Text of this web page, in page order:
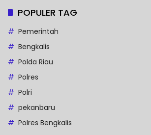
POPULER TAG
Pemerintah
Bengkalis
Polda Riau
Polres
Polri
pekanbaru
Polres Bengkalis